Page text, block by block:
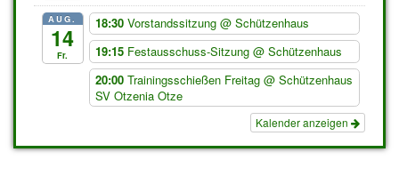
AUG.
14
Fr.
18:30 Vorstandssitzung @ Schützenhaus
19:15 Festausschuss-Sitzung @ Schützenhaus
20:00 Trainingsschießen Freitag @ Schützenhaus
SV Otzenia Otze
Kalender anzeigen